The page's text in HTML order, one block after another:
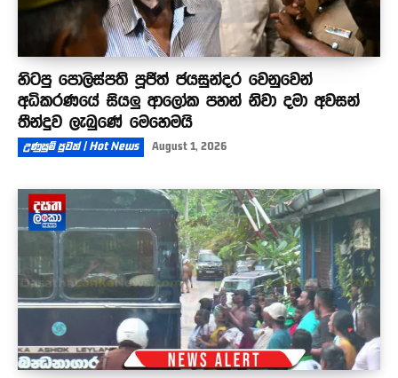
හිටපු පොලිස්පති පූජිත් ජයසුන්දර වෙනුවෙන්
අධිකරණයේ සියලු ආලෝක පහන් නිවා දමා අවසන්
තීන්දුව ලැබුණේ මෙහෙමයි
උණුසුම් පුවත් | Hot News August 1, 2026